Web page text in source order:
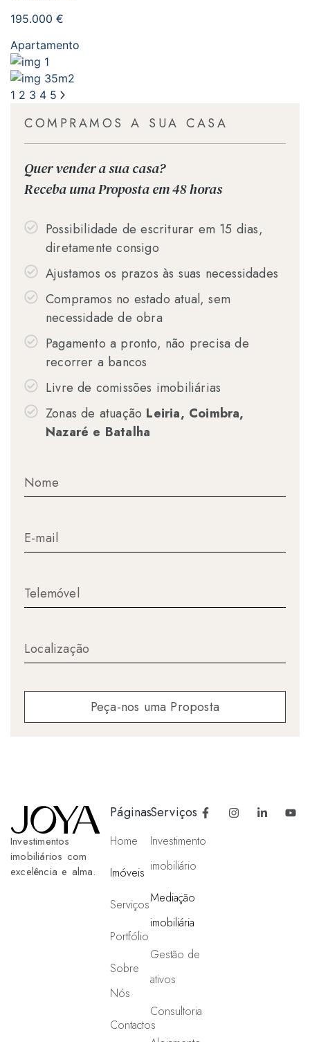
195.000 €
Apartamento
1
35m2
1 2 3 4 5
COMPRAMOS A SUA CASA
Quer vender a sua casa?
Receba uma Proposta em 48 horas
Possibilidade de escriturar em 15 dias,
diretamente consigo
Ajustamos os prazos às suas necessidades
Compramos no estado atual, sem
necessidade de obra
Pagamento a pronto, não precisa de
recorrer a bancos
Livre de comissões imobiliárias
Zonas de atuação Leiria, Coimbra,
Nazaré e Batalha
Peça-nos uma Proposta
Investimentos
imobiliários com
excelência e alma.
Páginas
Home
Imóveis
Serviços
Portfólio
Sobre
Nós
Contactos
Serviços
Investimento
imobiliário
Mediação
imobiliária
Gestão de
ativos
Consultoria